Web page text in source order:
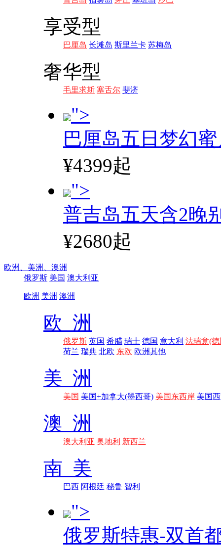
享受型
巴厘岛 长滩岛 斯里兰卡 苏梅岛
奢华型
毛里求斯 塞舌尔 斐济
">
巴厘岛五日梦幻
¥4399起
">
普吉岛五天含2晚
¥2680起
欧洲、 美洲、 澳洲
俄罗斯 美国 澳大利亚
欧洲 美洲 澳洲
欧 洲
俄罗斯 英国 希腊 瑞士 德国 意大利 法瑞意(德
荷兰 瑞典 北欧 东欧 欧洲其他
美 洲
美国 美国+加拿大(墨西哥) 美国东西岸 美国
澳 洲
澳大利亚 奥地利 新西兰
南 美
巴西 阿根廷 秘鲁 智利
">
俄罗斯特惠-双首